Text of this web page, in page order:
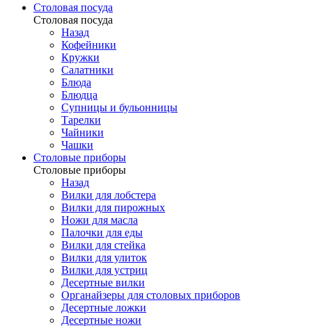
Столовая посуда
Столовая посуда
Назад
Кофейники
Кружки
Салатники
Блюда
Блюдца
Супницы и бульонницы
Тарелки
Чайники
Чашки
Cтоловые приборы
Cтоловые приборы
Назад
Вилки для лобстера
Вилки для пирожных
Ножи для масла
Палочки для еды
Вилки для стейка
Вилки для улиток
Вилки для устриц
Десертные вилки
Органайзеры для столовых приборов
Десертные ложки
Десертные ножи